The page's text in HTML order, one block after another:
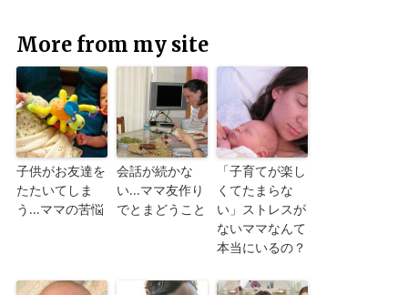
More from my site
子供がお友達を
たたいてしま
う…ママの苦悩
会話が続かな
い…ママ友作り
でとまどうこと
「子育てが楽し
くてたまらな
い」ストレスが
ないママなんて
本当にいるの？